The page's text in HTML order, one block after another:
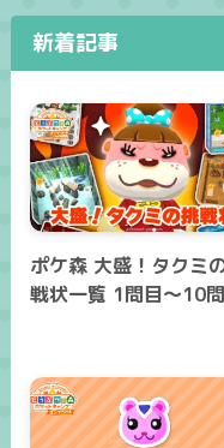
新着記事
ポケ森 大盛！タクミ
戦状一覧 1問目～10